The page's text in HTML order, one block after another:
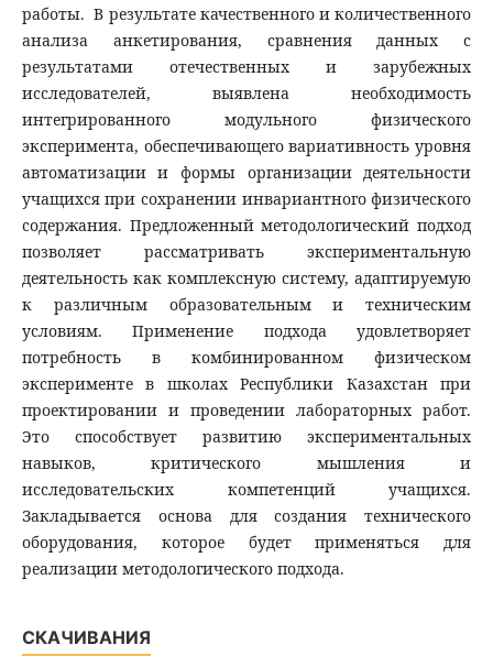
работы. В результате качественного и количественного
анализа анкетирования, сравнения данных с
результатами отечественных и зарубежных
исследователей, выявлена необходимость
интегрированного модульного физического
эксперимента, обеспечивающего вариативность уровня
автоматизации и формы организации деятельности
учащихся при сохранении инвариантного физического
содержания. Предложенный методологический подход
позволяет рассматривать экспериментальную
деятельность как комплексную систему, адаптируемую
к различным образовательным и техническим
условиям. Применение подхода удовлетворяет
потребность в комбинированном физическом
эксперименте в школах Республики Казахстан при
проектировании и проведении лабораторных работ.
Это способствует развитию экспериментальных
навыков, критического мышления и
исследовательских компетенций учащихся.
Закладывается основа для создания технического
оборудования, которое будет применяться для
реализации методологического подхода.
СКАЧИВАНИЯ